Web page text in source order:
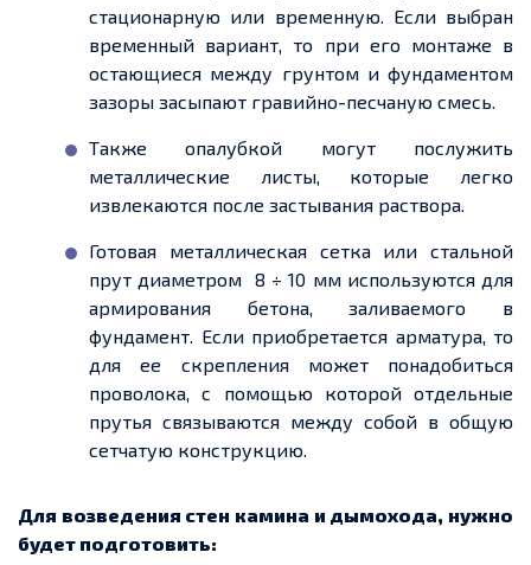
стационарную или временную. Если выбран
временный вариант, то при его монтаже в
остающиеся между грунтом и фундаментом
зазоры засыпают гравийно-песчаную смесь.
Также опалубкой могут послужить
металлические листы, которые легко
извлекаются после застывания раствора.
Готовая металлическая сетка или стальной
прут диаметром 8 ÷ 10 мм используются для
армирования бетона, заливаемого в
фундамент. Если приобретается арматура, то
дляее скрепления может понадобиться
проволока, с помощью которой отдельные
прутья связываются между собой в общую
сетчатую конструкцию.
Для возведения стен камина и дымохода, нужно
будет подготовить: